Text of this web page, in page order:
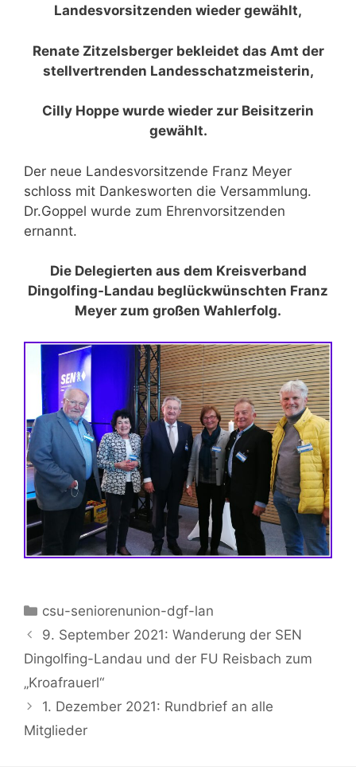
Landesvorsitzenden wieder gewählt,
Renate Zitzelsberger bekleidet das Amt der
stellvertrenden Landesschatzmeisterin,
Cilly Hoppe wurde wieder zur Beisitzerin
gewählt.
Der neue Landesvorsitzende Franz Meyer
schloss mit Dankesworten die Versammlung.
Dr.Goppel wurde zum Ehrenvorsitzenden
ernannt.
Die Delegierten aus dem Kreisverband
Dingolfing-Landau beglückwünschten Franz
Meyer zum großen Wahlerfolg.
Kategorien
csu-seniorenunion-dgf-lan
9. September 2021: Wanderung der SEN
Dingolfing-Landau und der FU Reisbach zum
„Kroafrauerl“
1. Dezember 2021: Rundbrief an alle
Mitglieder